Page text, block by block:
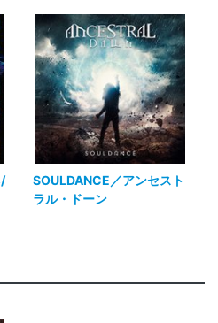
SOULDANCE／アンセスト
ラル・ドーン